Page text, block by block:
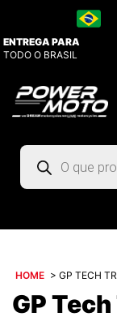
ENTREGA PARA
TODO O BRASIL
Pesquisar
produtos
HOME > GP TECH
GP